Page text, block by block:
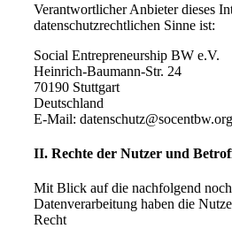
Verantwortlicher Anbieter dieses
datenschutzrechtlichen Sinne ist:
Social Entrepreneurship BW e.V.
Heinrich-Baumann-Str. 24
70190 Stuttgart
Deutschland
E-Mail: datenschutz@socentbw.org
II. Rechte der Nutzer und
Mit Blick auf die nachfolgend noch
Datenverarbeitung haben die
Recht